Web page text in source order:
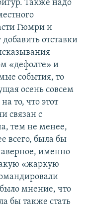
Также надо
Гюмри и
отставки
«дефолте» и
события, то
осень совсем
то, что этот
связан с
тем не менее,
всего, была бы
именно
«жаркую
мнение, что
бы также стать